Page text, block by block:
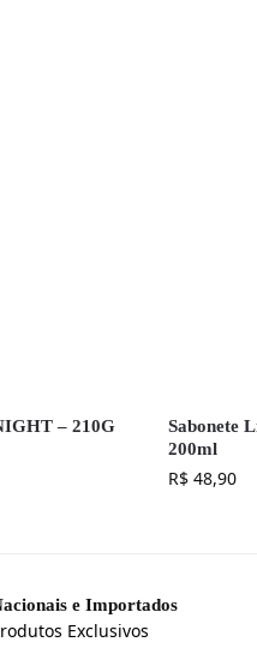
– 210G
Sabonete
200ml
R$ 48,90
e Importados
Exclusivos